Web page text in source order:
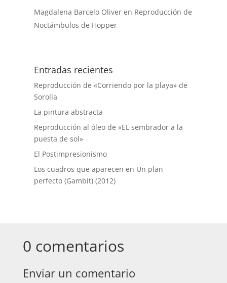
Magdalena Barcelo Oliver en Reproducción de
Noctámbulos de Hopper
Entradas recientes
Reproducción de «Corriendo por la playa» de
Sorolla
La pintura abstracta
Reproducción al óleo de «EL sembrador a la
puesta de sol»
El Postimpresionismo
Los cuadros que aparecen en Un plan
perfecto (Gambit) (2012)
0 comentarios
Enviar un comentario